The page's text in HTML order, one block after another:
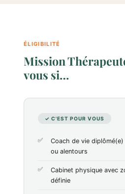
ÉLIGIBILITÉ
Mission
vous si…
✓ C'EST POUR VOUS
Coach de vie
ou alentours
Cabinet physique avec
définie